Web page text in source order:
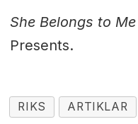
She Belongs to Me
Presents.
RIKS ARTIKLAR